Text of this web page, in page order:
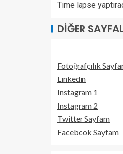
Time lapse
DIĞER
Fotoğrafçılık
Linkedin
Instagram 1
Instagram 2
Twitter Sayfam
Facebook Sayfam